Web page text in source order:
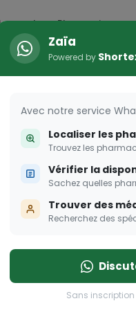
Pharmacies
Dream
à pique!
Zaïa
Powered by
Avec notre service
Localiser les
Trouvez les
Vérifier la
Sachez quelles
Trouver des
Recherchez des
Sans inscription